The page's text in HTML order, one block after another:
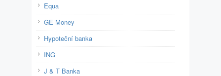
Equa
GE Money
Hypoteční banka
ING
J & T Banka